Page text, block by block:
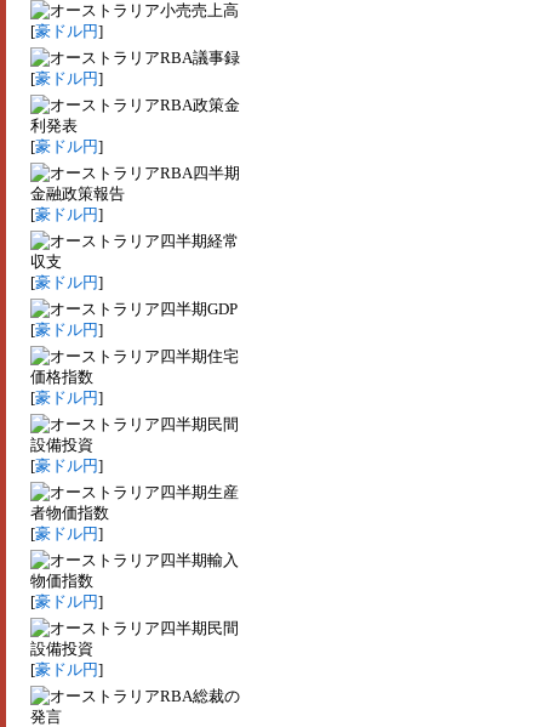
小売売上高
[豪ドル円]
RBA議事録
[豪ドル円]
RBA政策金
利発表
[豪ドル円]
RBA四半期
金融政策報告
[豪ドル円]
四半期経常
収支
[豪ドル円]
四半期GDP
[豪ドル円]
四半期住宅
価格指数
[豪ドル円]
四半期民間
設備投資
[豪ドル円]
四半期生産
者物価指数
[豪ドル円]
四半期輸入
物価指数
[豪ドル円]
四半期民間
設備投資
[豪ドル円]
RBA総裁の
発言